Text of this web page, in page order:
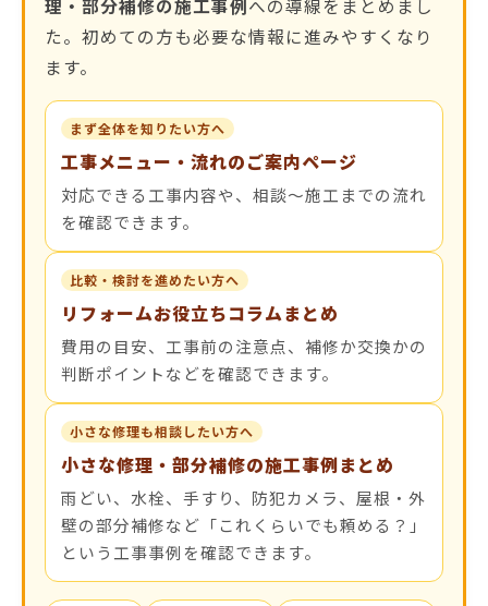
理・部分補修の施工事例 への導線をまとめまし
た。初めての方も必要な情報に進みやすくなり
ます。
まず全体を知りたい方へ
工事メニュー・流れのご案内ページ
対応できる工事内容や、相談〜施工までの流れ
を確認できます。
比較・検討を進めたい方へ
リフォームお役立ちコラムまとめ
費用の目安、工事前の注意点、補修か交換かの
判断ポイントなどを確認できます。
小さな修理も相談したい方へ
小さな修理・部分補修の施工事例まとめ
雨どい、水栓、手すり、防犯カメラ、屋根・外
壁の部分補修など「これくらいでも頼める？」
という工事事例を確認できます。